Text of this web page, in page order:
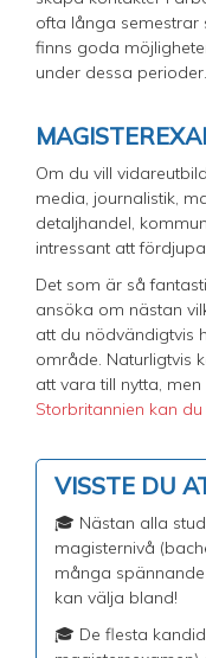
ofta långa semestrar
finns goda
under dessa perioder.
​Om du vill
media, journalistik,
detaljhandel,
intressant att
Det som är så
ansöka om nästan
att du nödvändigtvis
område. Naturligtvis
att vara till nytta,
Storbritannien kan
VISSTE DU
🎓 Nästan alla
magisternivå
många
kan välja bland!
🎓 De flesta